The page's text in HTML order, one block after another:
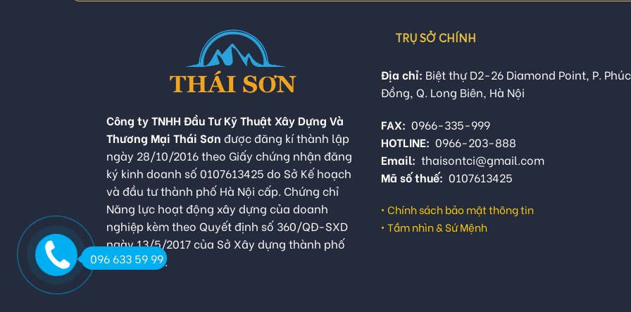
Công ty TNHH Đầu Tư Kỹ Thuật Xây Dựng Và
Thương Mại Thái Sơn được đăng kí thành lập
ngày 28/10/2016 theo Giấy chứng nhận đăng
ký kinh doanh số 0107613425 do Sở Kế hoạch
và đầu tư thành phố Hà Nội cấp. Chứng chỉ
Năng lực hoạt động xây dựng của doanh
nghiệp kèm theo Quyết định số 360/QĐ-SXD
ngày 13/5/2017 của Sở Xây dựng thành phố
Hà Nội cấp.
TRỤ SỞ CHÍNH
Địa chỉ: Biệt thự D2-26 Diamond Point, P. Phúc
Đồng, Q. Long Biên, Hà Nội
FAX: 0966-335-999
HOTLINE: 0966-203-888
Email: thaisontci@gmail.com
Mã số thuế: 0107613425
• Chính sách bảo mật thông tin
• Tầm nhìn & Sứ Mệnh
096 633 59 99